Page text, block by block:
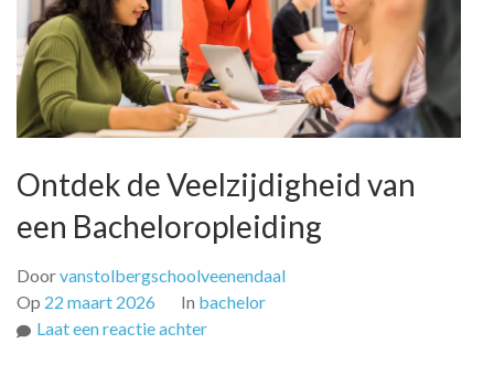
Ontdek de Veelzijdigheid van
een Bacheloropleiding
Doorvanstolbergschoolveenendaal
Op 22 maart 2026 In bachelor
Laat een reactie achterop